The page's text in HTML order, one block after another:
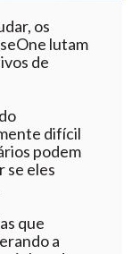
os
lutam
de
difícil
podem
se eles
que
a